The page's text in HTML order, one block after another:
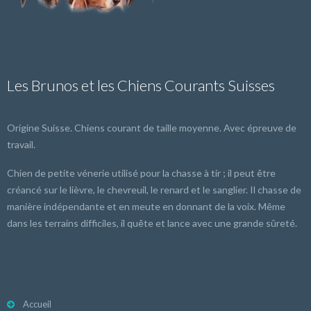
Les Brunos et les Chiens Courants Suisses
Origine Suisse. Chiens courant de taille moyenne. Avec épreuve de
travail.
Chien de petite vénerie utilisé pour la chasse à tir ; il peut être
créancé sur le lièvre, le chevreuil, le renard et le sanglier. Il chasse de
manière indépendante et en meute en donnant de la voix. Même
dans les terrains difficiles, il quête et lance avec une grande sûreté.
Accueil